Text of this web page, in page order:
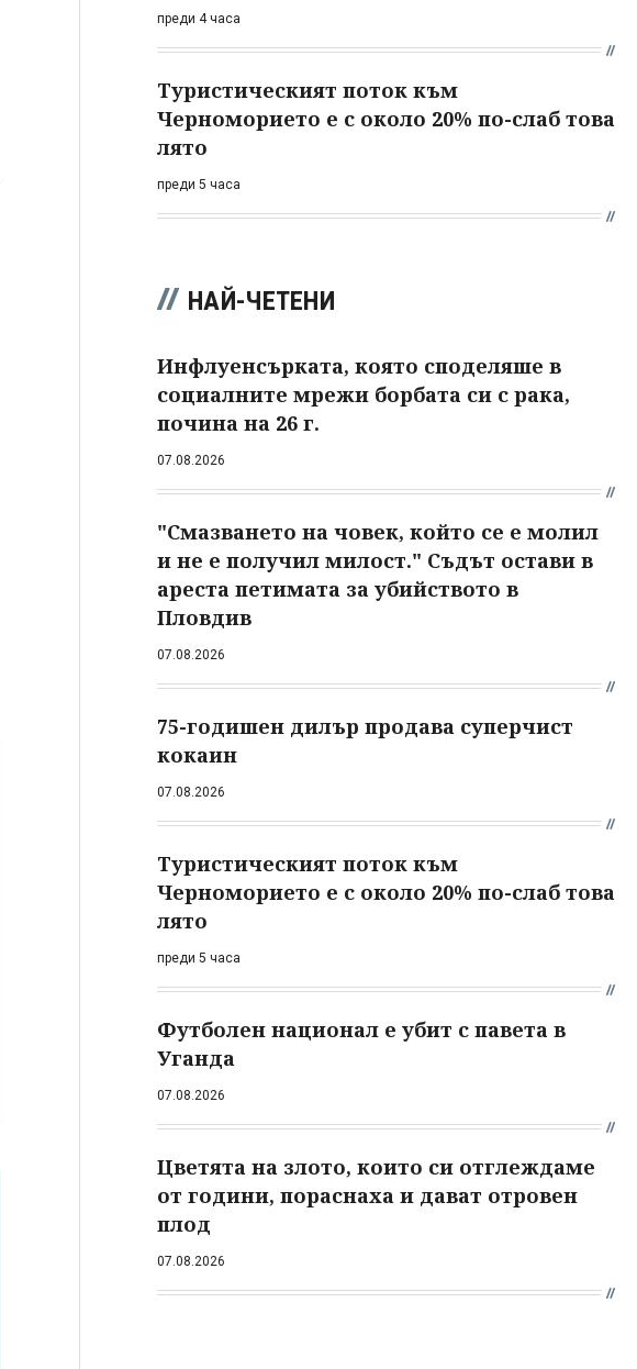
преди 4 часа
Туристическият поток към
Черноморието е с около 20% по-слаб това
лято
преди 5 часа
НАЙ-ЧЕТЕНИ
Инфлуенсърката, която споделяше в
социалните мрежи борбата си с рака,
почина на 26 г.
07.08.2026
"Смазването на човек, който се е молил
и не е получил милост." Съдът остави в
ареста петимата за убийството в
Пловдив
07.08.2026
75-годишен дилър продава суперчист
кокаин
07.08.2026
Туристическият поток към
Черноморието е с около 20% по-слаб това
лято
преди 5 часа
Футболен национал е убит с павета в
Уганда
07.08.2026
Цветята на злото, които си отглеждаме
от години, пораснаха и дават отровен
плод
07.08.2026